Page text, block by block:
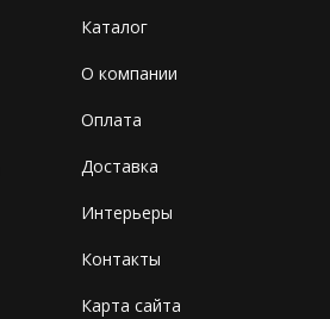
Каталог
О компании
Оплата
Доставка
Интерьеры
Контакты
Карта сайта